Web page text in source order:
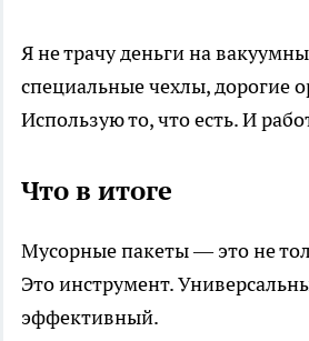
Я не трачу деньги на
специальные чехлы, дорогие
Использую то, что есть. И
Что в итоге
Мусорные пакеты — это не
Это инструмент.
эффективный.